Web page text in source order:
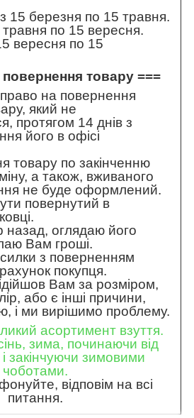
15 березня по 15 травня.
травня по 15 вересня.
вересня по 15
товару ===
на повернення
який не
протягом 14 днів з
його в офісі
товару по закінченню
а також, вживаного
не буде оформлений.
повернутий в
оглядаю його
Вам гроші.
з поверненням
покупця.
Вам за розміром,
або є інші причини,
і ми вирішимо проблему.
асортимент взуття.
зима, починаючи від
закінчуючи зимовими
чоботами.
відповім на всі
питання.